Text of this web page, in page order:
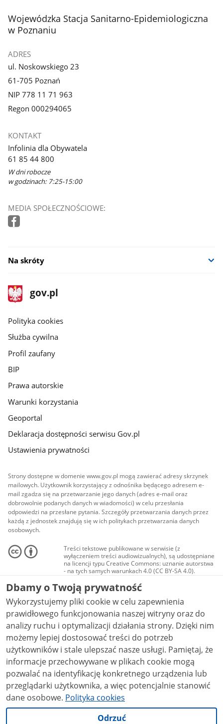
stopka
Wojewódzka Stacja Sanitarno-Epidemiologiczna
w Poznaniu
ADRES
ul. Noskowskiego 23
61-705 Poznań
NIP 778 11 71 963
Regon 000294065
KONTAKT
Infolinia dla Obywatela
61 85 44 800
W dni robocze
w godzinach: 7:25-15:00
MEDIA SPOŁECZNOŚCIOWE:
Na skróty
stopka
gov.pl
Strona
gov.pl
gov.pl
Polityka cookies
Służba cywilna
Profil zaufany
BIP
Prawa autorskie
Warunki korzystania
Geoportal
Deklaracja dostępności serwisu Gov.pl
Ustawienia prywatności
Strony dostępne w domenie www.gov.pl mogą zawierać adresy skrzynek
mailowych. Użytkownik korzystający z odnośnika będącego adresem e-
mail zgadza się na przetwarzanie jego danych (adres e-mail oraz
dobrowolnie podanych danych w wiadomości) w celu przesłania
odpowiedzi na przesłane pytania. Szczegóły przetwarzania danych przez
każdą z jednostek znajdują się w ich politykach przetwarzania danych
osobowych.
Treści tekstowe publikowane w serwisie (z
wyłączeniem treści audiowizualnych), są udostępniane
na licencji typu Creative Commons: uznanie autorstwa
- na tych samych warunkach 4.0 (CC BY-SA 4.0).
Materiały audiowizualne, w tym zdjęcia, materiały
audio i wideo, są udostępniane na licencji typu
Creative Commons: uznanie autorstwa użycie
niekomercyjne - bez utworów zależnych 4.0 (CC BY-
NC-ND 4.0), o ile nie jest to stwierdzone inaczej.
Dbamy o Twoją prywatność
Wykorzystujemy pliki cookie w celu zapewnienia
prawidłowego funkcjonowania naszej witryny oraz do
analizy ruchu i optymalizacji działania strony. Dzięki nim
możemy lepiej dostosować treści do potrzeb
użytkowników i stale ulepszać nasze usługi. Pamiętaj, że
informacje przechowywane w plikach cookie mogą
pozwalać na identyfikację konkretnego urządzenia lub
przeglądarki użytkownika, a więc potencjalnie stanowić
dane osobowe. Polityka cookies
Odrzuć